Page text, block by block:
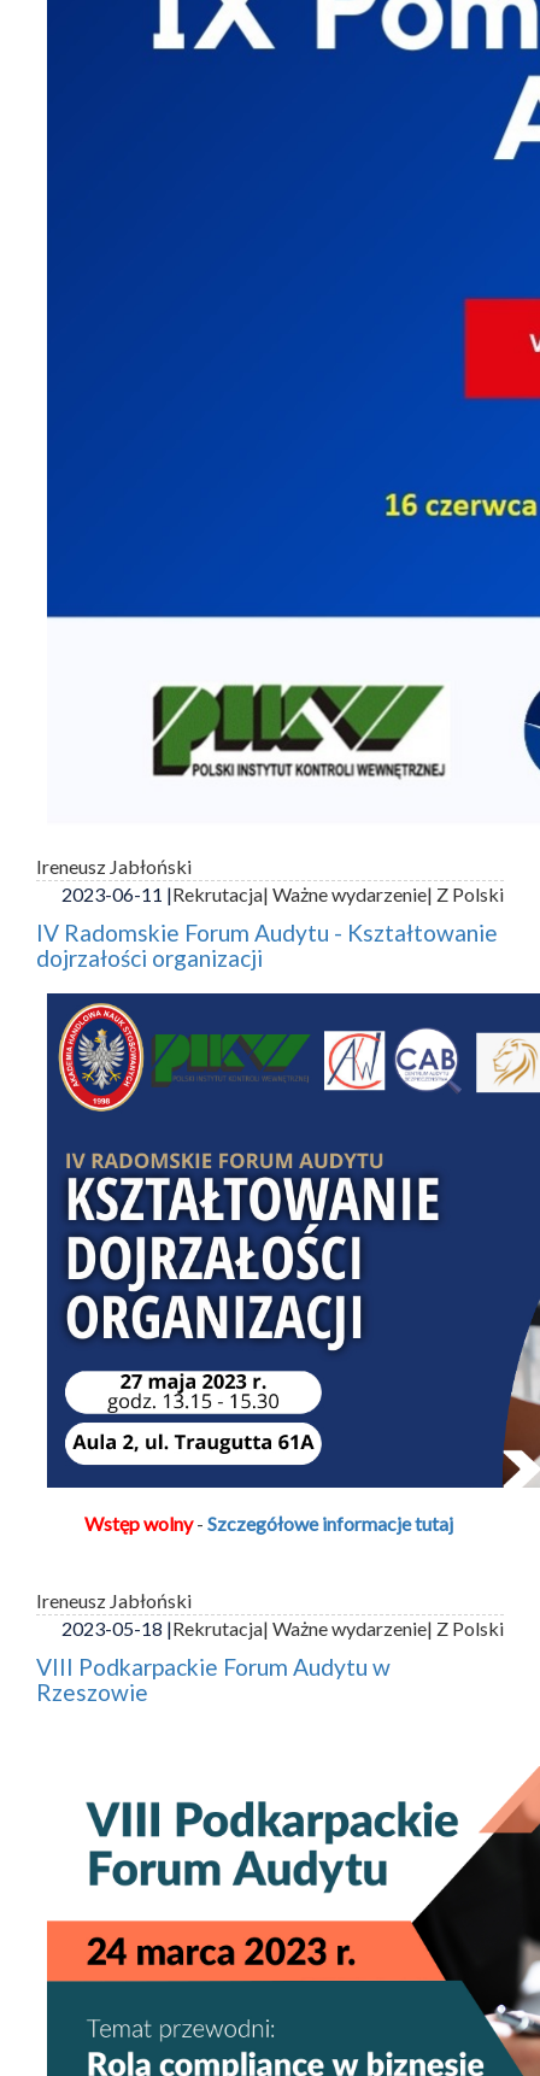
Ireneusz Jabłoński
2023-06-11 |Rekrutacja| Ważne wydarzenie| Z Polski
IV Radomskie Forum Audytu - Kształtowanie
dojrzałości organizacji
Wstęp wolny- Szczegółowe informacje tutaj
Ireneusz Jabłoński
2023-05-18 |Rekrutacja| Ważne wydarzenie| Z Polski
VIII Podkarpackie Forum Audytu w
Rzeszowie